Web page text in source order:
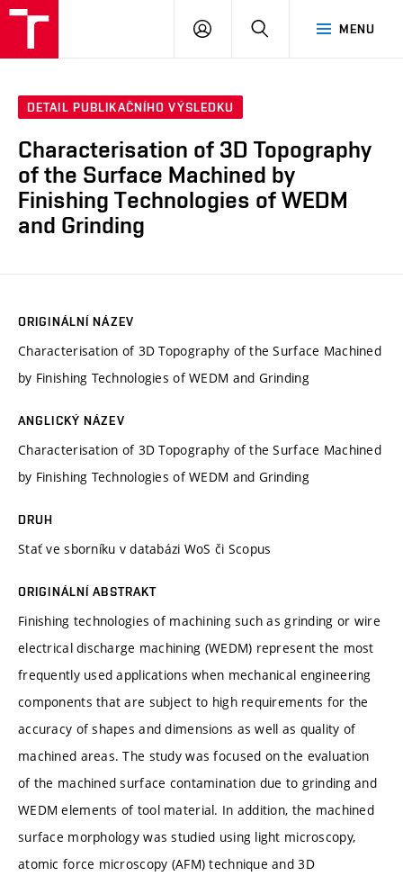
MENU
PŘIHLÁSIT
DETAIL PUBLIKAČNÍHO VÝSLEDKU
Characterisation of 3D Topography
of the Surface Machined by
Finishing Technologies of WEDM
and Grinding
ORIGINÁLNÍ NÁZEV
Characterisation of 3D Topography of the Surface Machined
by Finishing Technologies of WEDM and Grinding
ANGLICKÝ NÁZEV
Characterisation of 3D Topography of the Surface Machined
by Finishing Technologies of WEDM and Grinding
DRUH
Stať ve sborníku v databázi WoS či Scopus
ORIGINÁLNÍ ABSTRAKT
Finishing technologies of machining such as grinding or wire
electrical discharge machining (WEDM) represent the most
frequently used applications when mechanical engineering
components that are subject to high requirements for the
accuracy of shapes and dimensions as well as quality of
machined areas. The study was focused on the evaluation
of the machined surface contamination due to grinding and
WEDM elements of tool material. In addition, the machined
surface morphology was studied using light microscopy,
atomic force microscopy (AFM) technique and 3D